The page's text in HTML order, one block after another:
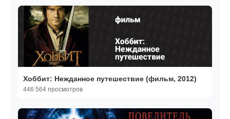
Хоббит: Нежданное путешествие (фильм, 2012)
446 564 просмотров